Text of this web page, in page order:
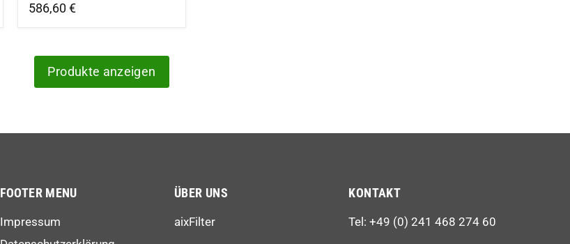
586,60 €
Produkte anzeigen
FOOTER MENU
Impressum
ÜBER UNS
aixFilter
KONTAKT
Tel: +49 (0) 241 468 274 60